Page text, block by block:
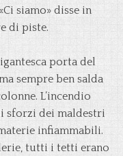
siamo» disse in
di piste.
porta del
sempre ben salda
L’incendio
sforzi dei maldestri
infiammabili.
tutti i tetti erano